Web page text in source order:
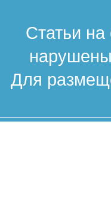
Статьи
Для